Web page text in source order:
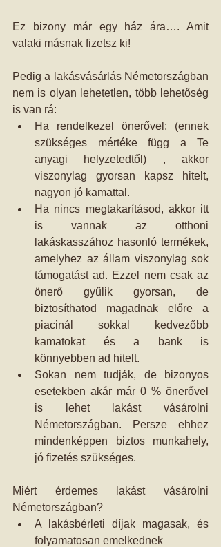
Ez bizony már egy ház ára…. Amit
valaki másnak fizetsz ki!
Pedig a lakásvásárlás Németországban
nem is olyan lehetetlen, több lehetőség
is van rá:
Ha rendelkezel önerővel: (ennek
szükséges mértéke függ a Te
anyagi helyzetedtől) , akkor
viszonylag gyorsan kapsz hitelt,
nagyon jó kamattal.
Ha nincs megtakarításod, akkor itt
is vannak az otthoni
lakáskasszához hasonló termékek,
amelyhez az állam viszonylag sok
támogatást ad. Ezzel nem csak az
önerő gyűlik gyorsan, de
biztosíthatod magadnak előre a
piacinál sokkal kedvezőbb
kamatokat és a bank is
könnyebben ad hitelt.
Sokan nem tudják, de bizonyos
esetekben akár már 0 % önerővel
is lehet lakást vásárolni
Németországban. Persze ehhez
mindenképpen biztos munkahely,
jó fizetés szükséges.
Miért érdemes lakást vásárolni
Németországban?
A lakásbérleti díjak magasak, és
folyamatosan emelkednek